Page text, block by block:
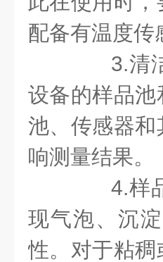
配备有温度传
3.清洁
设备的样品
池、传感器
响测量结果。
4.样品
现气泡、沉
性。对于粘